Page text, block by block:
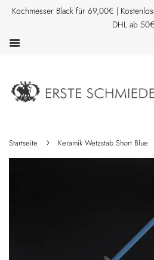
Kochmesser Black für 69,00€ |
DHL ab 50€
Startseite › Keramik Wetzstab Short Blue